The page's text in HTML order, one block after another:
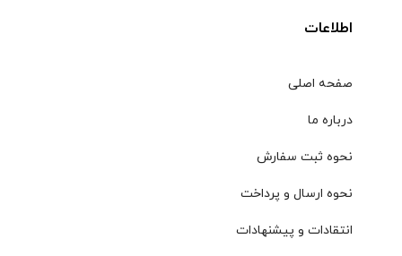
اطلاعات
صفحه اصلی
درباره ما
نحوه ثبت سفارش
نحوه ارسال و پرداخت
انتقادات و پیشنهادات